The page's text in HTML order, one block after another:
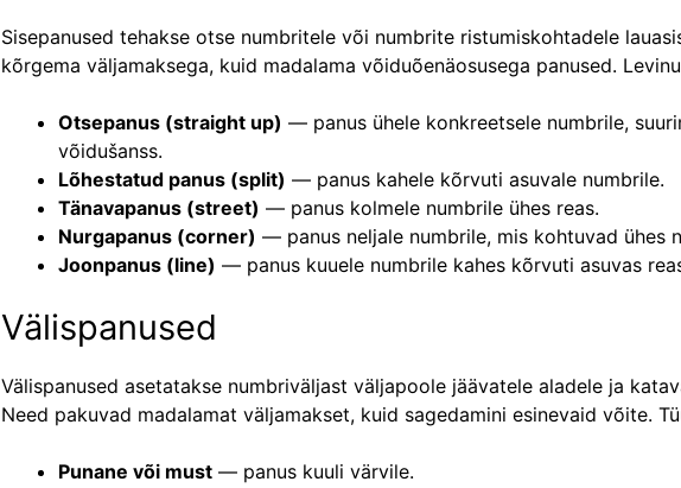
Sisepanused tehakse otse numbritele või numbrite ristumiskohtadele
kõrgema väljamaksega, kuid madalama võiduõenäosusega panused.
Otsepanus (straight up) — panus ühele konkreetsele numbrile,
võidušanss.
Lõhestatud panus (split) — panus kahele kõrvuti asuvale numbrile.
Tänavapanus (street) — panus kolmele numbrile ühes reas.
Nurgapanus (corner) — panus neljale numbrile, mis kohtuvad ühes
Joonpanus (line) — panus kuuele numbrile kahes kõrvuti asuvas
Välispanused
Välispanused asetatakse numbriväljast väljapoole jäävatele aladele ja
Need pakuvad madalamat väljamakset, kuid sagedamini esinevaid võite.
Punane või must — panus kuuli värvile.